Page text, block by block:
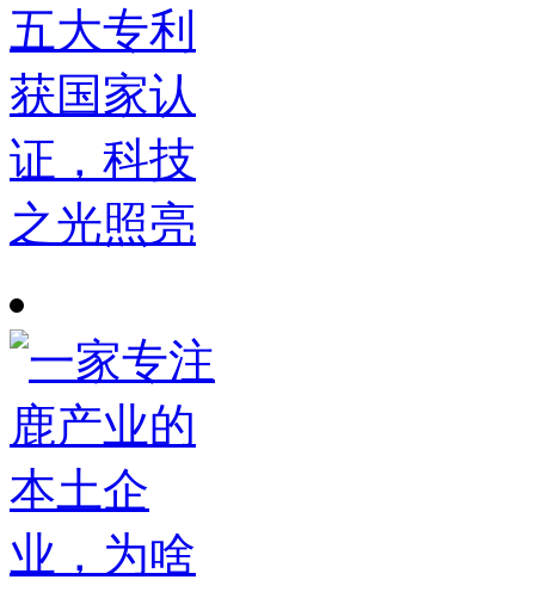
五大专利
获国家认
证，科技
之光照亮